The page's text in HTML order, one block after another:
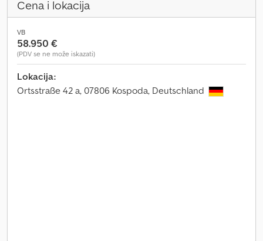
Cena i lokacija
VB
58.950 €
(PDV se ne može iskazati)
Lokacija:
Ortsstraße 42 a, 07806 Kospoda, Deutschland